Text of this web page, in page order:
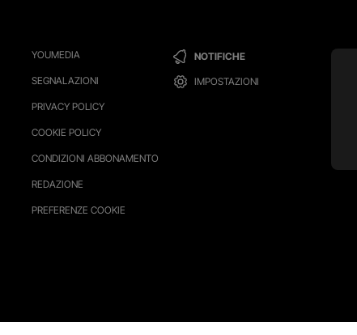
YOUMEDIA
SEGNALAZIONI
PRIVACY POLICY
COOKIE POLICY
CONDIZIONI ABBONAMENTO
REDAZIONE
PREFERENZE COOKIE
NOTIFICHE
IMPOSTAZIONI